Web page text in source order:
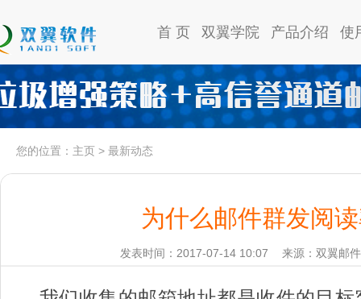
首 页 双翼学院 产品介绍 使
您的位置： 主页 > 最新动态
为什么邮件群发阅
发表时间：2017-07-14 10:07 来源：双翼邮